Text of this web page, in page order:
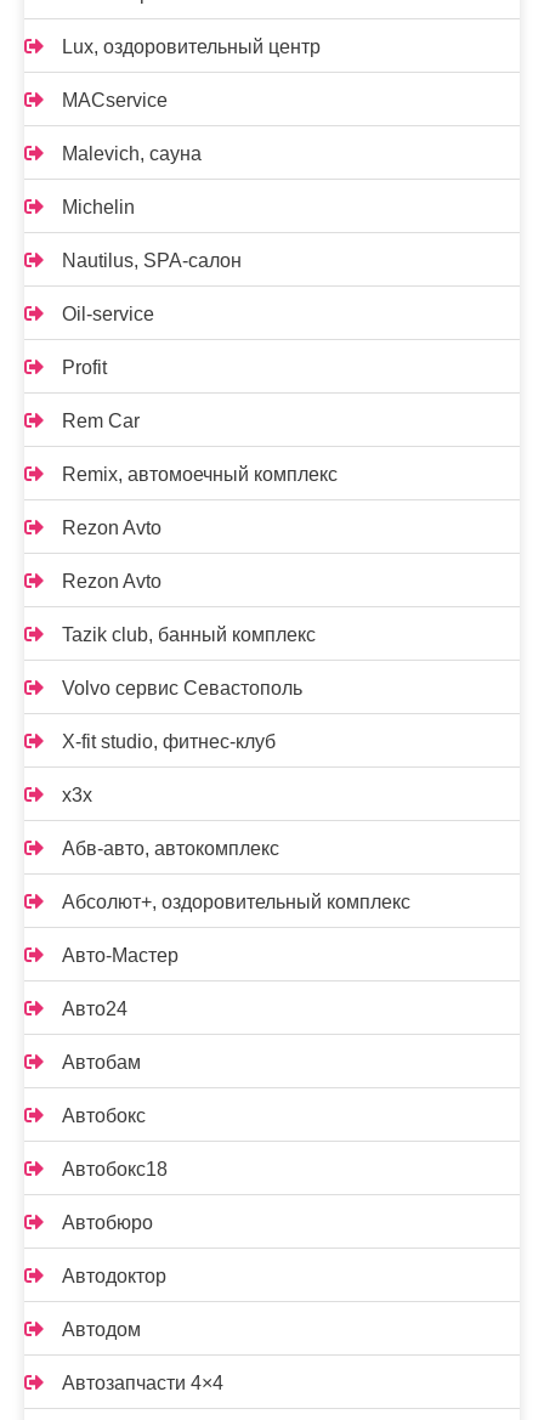
Lux, оздоровительный центр
MACservice
Malevich, сауна
Michelin
Nautilus, SPA-салон
Oil-service
Profit
Rem Car
Remix, автомоечный комплекс
Rezon Avto
Rezon Avto
Tazik club, банный комплекс
Volvo сервис Севастополь
X-fit studio, фитнес-клуб
x3x
Абв-авто, автокомплекс
Абсолют+, оздоровительный комплекс
Авто-Мастер
Авто24
Автобам
Автобокс
Автобокс18
Автобюро
Автодоктор
Автодом
Автозапчасти 4×4